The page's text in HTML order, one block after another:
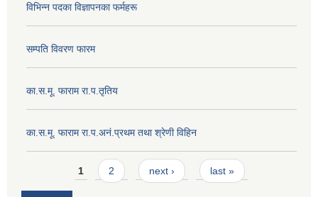
विभिन्न पदका विज्ञापनका फर्महरू
सम्पति विवरण फारम
का.स.मू. फाराम रा.प.तृतिय
का.स.मू. फाराम रा.प.अनं.प्रथम तथा श्रेणी विहिन
Pages1 2 next › last »